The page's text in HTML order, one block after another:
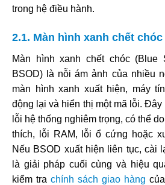
trong hệ điều hành.
2.1. Màn hình xanh chết chóc
Màn hình xanh chết chóc (Blue
BSOD) là nỗi ám ảnh của nhiều
màn hình xanh xuất hiện, máy
động lại và hiển thị một mã lỗi. Đây
lỗi hệ thống nghiêm trọng, có thể
thích, lỗi RAM, lỗi ổ cứng hoặc
Nếu BSOD xuất hiện liên tục, cài
là giải pháp cuối cùng và hiệu
kiểm tra chính sách giao hàng